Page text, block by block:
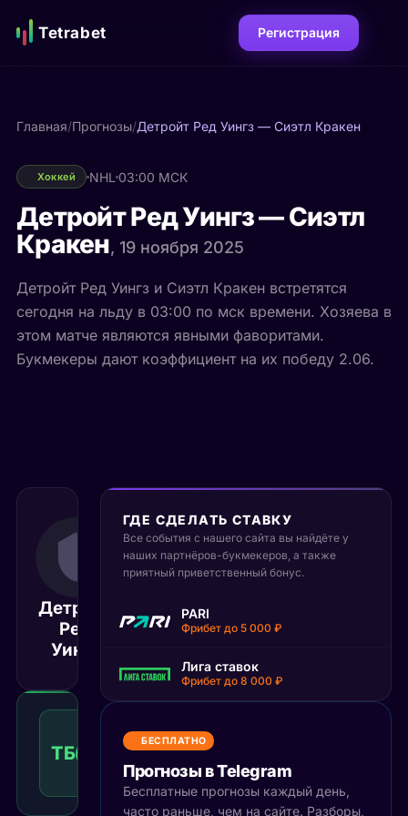
Tetrabet Регистрация
Главная/Прогнозы/Детройт Ред Уингз — Сиэтл Кракен
Хоккей NHL 03:00 МСК
Детройт Ред Уингз — Сиэтл
Кракен, 19 ноября 2025
Детройт Ред Уингз и Сиэтл Кракен встретятся
сегодня на льду в 03:00 по мск времени. Хозяева в
этом матче являются явными фаворитами.
Букмекеры дают коэффициент на их победу 2.06.
Детройт
Ред
Уингз
19 ноября 2025
03:00
МСК
Матч завершён
ТБ(5)
больше
Рекомендуемая
ставка
КФ1.52 Победа
ГДЕ СДЕЛАТЬ СТАВКУ
Все события с нашего сайта вы найдёте у
наших партнёров-букмекеров, а также
приятный приветственный бонус.
PARI
Фрибет до 5 000 ₽
Лига ставок
Фрибет до 8 000 ₽
БЕСПЛАТНО
Прогнозы в Telegram
Бесплатные прогнозы каждый день,
часто раньше, чем на сайте. Разборы,